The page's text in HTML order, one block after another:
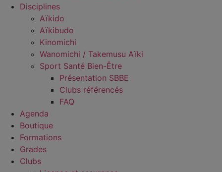
Disciplines
Aïkido
Aïkibudo
Kinomichi
Wanomichi / Takemusu Aïki
Sport Santé Bien-Être
Présentation SBBE
Clubs référencés
FAQ
Agenda
Boutique
Formations
Grades
Clubs